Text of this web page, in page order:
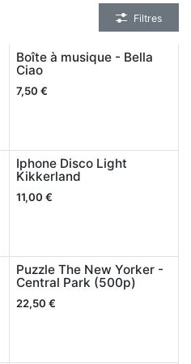
Filtres
Boîte à musique - Bella
Ciao
7,50 €
Iphone Disco Light
Kikkerland
11,00 €
Puzzle The New Yorker -
Central Park (500p)
22,50 €